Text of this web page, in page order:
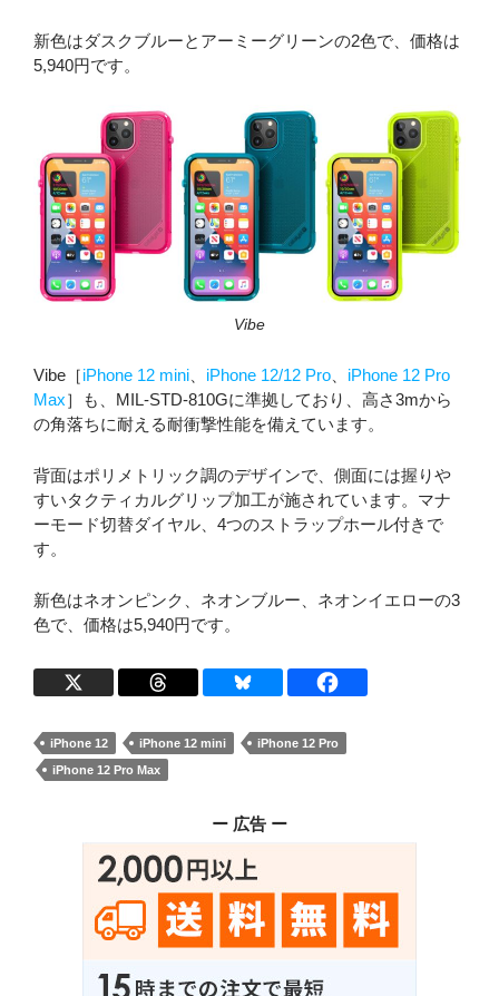
新色はダスクブルーとアーミーグリーンの2色で、価格は
5,940円です。
Vibe
Vibe［iPhone 12 mini iPhone 12/12 Pro
iPhone 12 Pro
Max］も、MIL-STD-810Gに準拠しており、高さ3mから
の角落ちに耐える耐衝撃性能を備えています。
背面はポリメトリック調のデザインで、側面には握りや
すいタクティカルグリップ加工が施されています。マナ
ーモード切替ダイヤル、4つのストラップホール付きで
す。
新色はネオンピンク、ネオンブルー、ネオンイエローの3
色で、価格は5,940円です。
iPhone 12 iPhone 12 mini
iPhone 12 Pro
iPhone 12 Pro Max
ー 広告 ー